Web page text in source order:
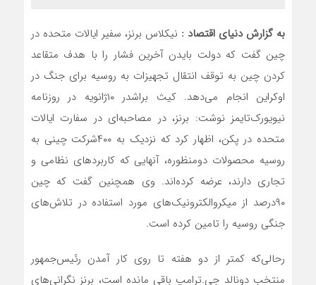
به گزارش دنیای اقتصاد : نیکلاس برنز، سفیر ایالات متحده در
چین گفت که دولت بایدن آخرین فشار را با هدف متقاعد
کردن چین به توقف انتقال تجهیزات به روسیه برای جنگ در
اوکراین انجام می‌دهد. کیث براشدر ۱۰ژانویه در روزنامه
نیویورک‌تایمز نوشت: برنز، در مصاحبه‌ای در سفارت ایالات
متحده در پکن، اظهار کرد که نزدیک به ۴۰۰شرکت چینی به
روسیه محصولات دومنظوره، آنهایی که کاربردهای نظامی و
تجاری دارند، عرضه کرده‌اند. وی همچنین گفت که چین
۹۰درصد از میکروالکترونیک‌های مورد استفاده در تلاش‌های
جنگی روسیه را تامین کرده است.
رحالی‌که کمتر از دو هفته تا روی کار آمدن رئیس‌جمهور
منتخب دونالد جی.ترامپ باقی مانده است، برنز نگرانی‌های